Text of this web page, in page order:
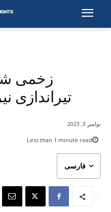
تیراندازی
نوامبر 3, 2023
Less than 1 minute read
فارسی